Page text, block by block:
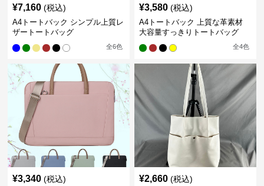
¥7,160 (税込)
A4トートバック シンプル上質レ
ザートートバッグ
全6色
¥3,580 (税込)
A4トートバック 上質な革素材
大容量すっきりトートバッグ
全4色
¥3,340 (税込) ¥2,660 (税込)